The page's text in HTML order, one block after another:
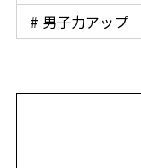
# 男子力アップ